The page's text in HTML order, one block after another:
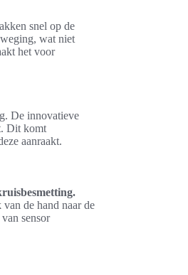
snel op de
wat niet
het voor
De innovatieve
Dit komt
aanraakt.
de hand naar de
sensor